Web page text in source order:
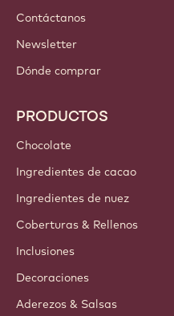
Contáctanos
Newsletter
Dónde comprar
PRODUCTOS
Chocolate
Ingredientes de cacao
Ingredientes de nuez
Coberturas & Rellenos
Inclusiones
Decoraciones
Aderezos & Salsas